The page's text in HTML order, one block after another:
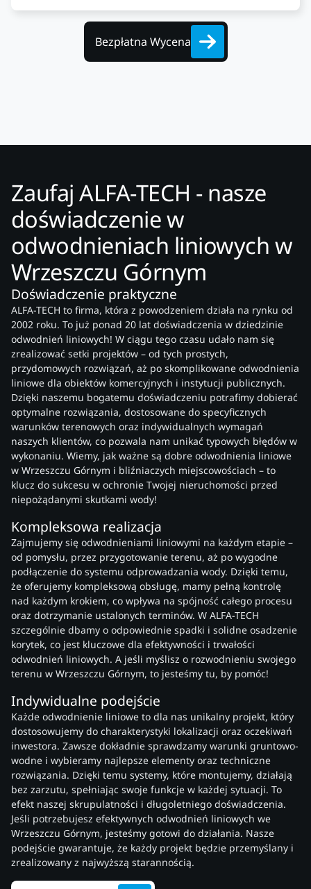
Bezpłatna Wycena
Zaufaj ALFA-TECH - nasze
doświadczenie w
odwodnieniach liniowych w
Wrzeszczu Górnym
Doświadczenie praktyczne
ALFA-TECH to firma, która z powodzeniem działa na rynku od
2002 roku. To już ponad 20 lat doświadczenia w dziedzinie
odwodnień liniowych! W ciągu tego czasu udało nam się
zrealizować setki projektów – od tych prostych,
przydomowych rozwiązań, aż po skomplikowane odwodnienia
liniowe dla obiektów komercyjnych i instytucji publicznych.
Dzięki naszemu bogatemu doświadczeniu potrafimy dobierać
optymalne rozwiązania, dostosowane do specyficznych
warunków terenowych oraz indywidualnych wymagań
naszych klientów, co pozwala nam unikać typowych błędów w
wykonaniu. Wiemy, jak ważne są dobre odwodnienia liniowe
w Wrzeszczu Górnym i bliźniaczych miejscowościach – to
klucz do sukcesu w ochronie Twojej nieruchomości przed
niepożądanymi skutkami wody!
Kompleksowa realizacja
Zajmujemy się odwodnieniami liniowymi na każdym etapie –
od pomysłu, przez przygotowanie terenu, aż po wygodne
podłączenie do systemu odprowadzania wody. Dzięki temu,
że oferujemy kompleksową obsługę, mamy pełną kontrolę
nad każdym krokiem, co wpływa na spójność całego procesu
oraz dotrzymanie ustalonych terminów. W ALFA-TECH
szczególnie dbamy o odpowiednie spadki i solidne osadzenie
korytek, co jest kluczowe dla efektywności i trwałości
odwodnień liniowych. A jeśli myślisz o rozwodnieniu swojego
terenu w Wrzeszczu Górnym, to jesteśmy tu, by pomóc!
Indywidualne podejście
Każde odwodnienie liniowe to dla nas unikalny projekt, który
dostosowujemy do charakterystyki lokalizacji oraz oczekiwań
inwestora. Zawsze dokładnie sprawdzamy warunki gruntowo-
wodne i wybieramy najlepsze elementy oraz techniczne
rozwiązania. Dzięki temu systemy, które montujemy, działają
bez zarzutu, spełniając swoje funkcje w każdej sytuacji. To
efekt naszej skrupulatności i długoletniego doświadczenia.
Jeśli potrzebujesz efektywnych odwodnień liniowych we
Wrzeszczu Górnym, jesteśmy gotowi do działania. Nasze
podejście gwarantuje, że każdy projekt będzie przemyślany i
zrealizowany z najwyższą starannością.